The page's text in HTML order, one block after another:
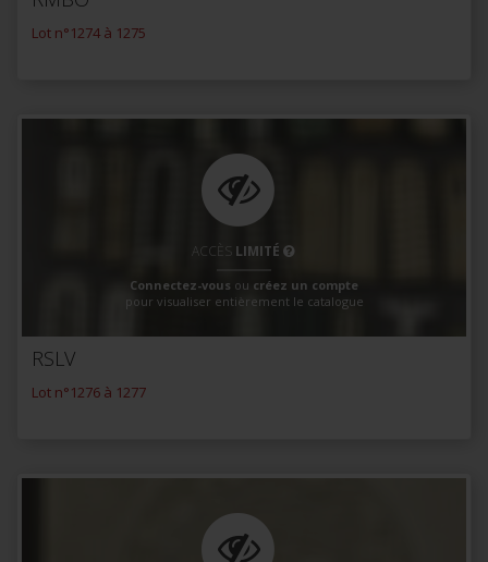
Lot n°1274 à 1275
ACCÈS LIMITÉ
Connectez-vous ou créez un compte
pour visualiser entièrement le catalogue
RSLV
Lot n°1276 à 1277